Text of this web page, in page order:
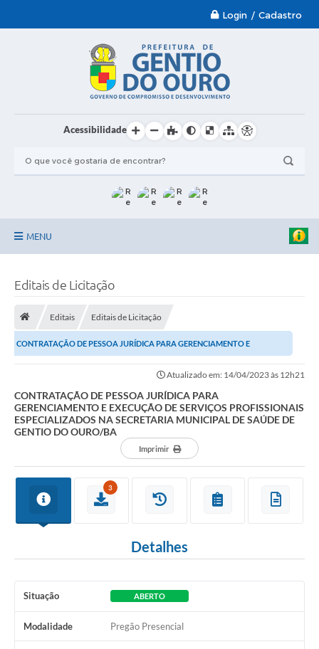
Login / Cadastro
Acessibilidade
MENU
Secretarias
Notícias
Galeria de Vídeos
Arquivos para Download
Projetos
Contas Públicas
Editais de Licitação
Editais Editais de Licitação
CONTRATAÇÃO DE PESSOA JURÍDICA PARA GERENCIAMENTO E
EXECUÇÃO DE SERVIÇOS PROFISSIONAIS ESPECIALIZADOS NA...
Atualizado em: 14/04/2023 às 12h21
CONTRATAÇÃO DE PESSOA JURÍDICA PARA
GERENCIAMENTO E EXECUÇÃO DE SERVIÇOS PROFISSIONAIS
ESPECIALIZADOS NA SECRETARIA MUNICIPAL DE SAÚDE DE
GENTIO DO OURO/BA
Imprimir
3
Detalhes
Situação ABERTO
Modalidade Pregão Presencial